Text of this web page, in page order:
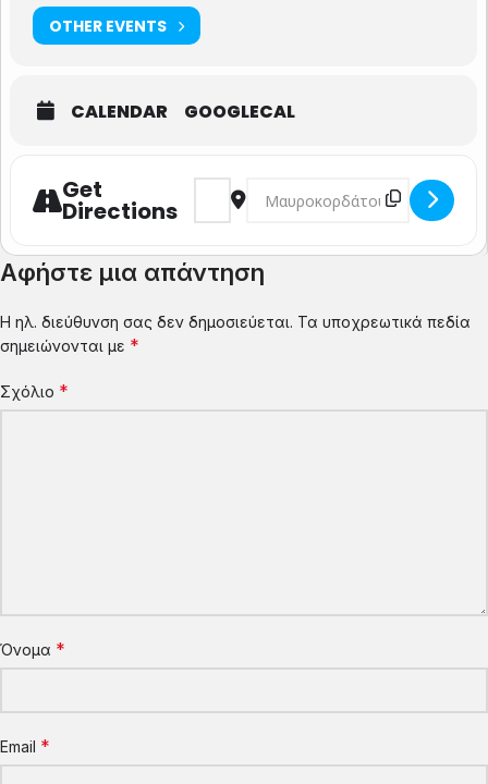
OTHER EVENTS
CALENDAR GOOGLECAL
Get
Directions
Address - "Συμβουλές για Αναίμακτα
Destination Address -
Αφήστε μια απάντηση
Η ηλ. διεύθυνση σας δεν δημοσιεύεται. Τα υποχρεωτικά πεδία
σημειώνονται με *
Σχόλιο *
Όνομα *
Email *